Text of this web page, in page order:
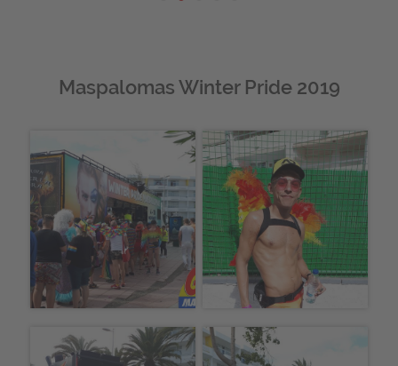
Maspalomas Winter Pride 2019